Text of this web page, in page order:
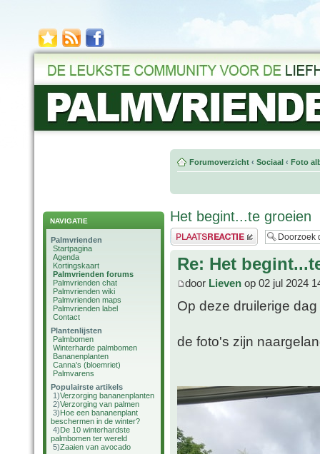
NAVIGATIE
Palmvrienden
Startpagina
Agenda
Kortingskaart
Palmvrienden forums
Palmvrienden chat
Palmvrienden wiki
Palmvrienden maps
Palmvrienden label
Contact
Plantenlijsten
Palmbomen
Winterharde palmbomen
Bananenplanten
Canna's (bloemriet)
Palmvarens
Populairste artikels
1)Verzorging bananenplanten
2)Verzorging van palmen
3)Hoe een bananenplant
beschermen in de winter?
4)De 10 winterhardste
palmbomen ter wereld
5)Zaaien van avocado
Forumoverzicht ‹ Sociaal ‹ Foto
Het begint...te groeien
Plaats een reactie
Re: Het
door Lieven op 02 jul 2024
Op deze druilerige
de foto's zijn